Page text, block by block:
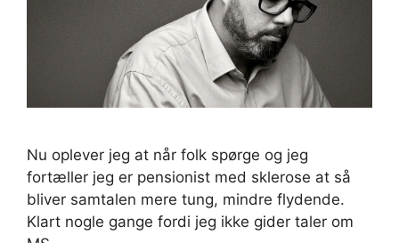
Nu oplever jeg at når folk spørge og jeg
fortæller jeg er pensionist med sklerose at så
bliver samtalen mere tung, mindre flydende.
Klart nogle gange fordi jeg ikke gider taler om